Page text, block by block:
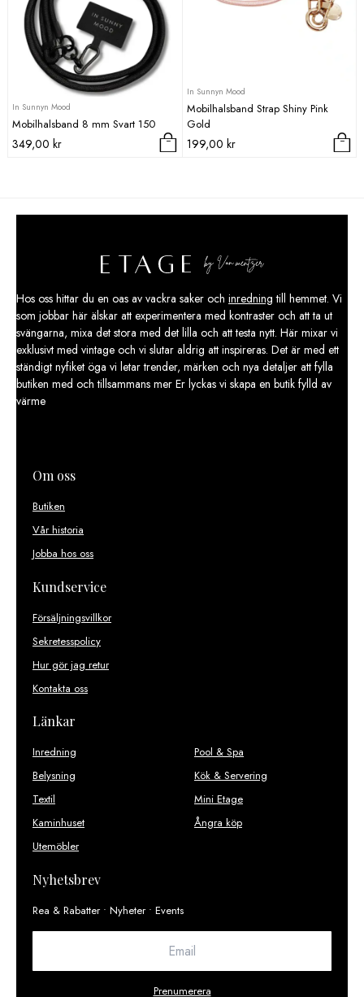
In Sunnyn Mood
Mobilhalsband 8 mm Svart 150
349,00 kr
In Sunnyn Mood
Mobilhalsband Strap Shiny Pink
Gold
199,00 kr
Hos oss hittar du en oas av vackra saker och inredning till hemmet. Vi
som jobbar här älskar att experimentera med kontraster och att ta ut
svängarna, mixa det stora med det lilla och att testa nytt. Här mixar vi
exklusivt med vintage och vi slutar aldrig att inspireras. Det är med ett
ständigt nyfiket öga vi letar trender, märken och nya detaljer att fylla
butiken med och tillsammans mer Er lyckas vi skapa en butik fylld av
värme
Om oss
Butiken
Vår historia
Jobba hos oss
Kundservice
Försäljningsvillkor
Sekretesspolicy
Hur gör jag retur
Kontakta oss
Länkar
Inredning
Belysning
Textil
Kaminhuset
Utemöbler
Pool & Spa
Kök & Servering
Mini Etage
Ångra köp
Nyhetsbrev
Rea & Rabatter • Nyheter • Events
Prenumerera